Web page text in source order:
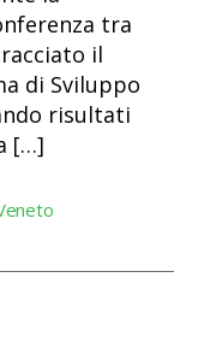
tra
il
di Sviluppo
risultati
[…]